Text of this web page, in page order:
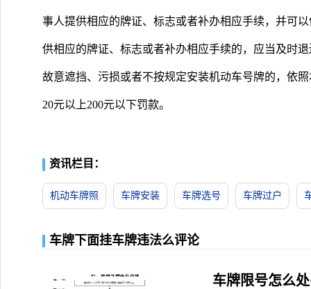
事人提供相应的牌证、标志或者补办相应手续，并可
供相应的牌证、标志或者补办相应手续的，应当及时
故意遮挡、污损或者不按规定安装机动车号牌的，依
20元以上200元以下罚款。
资讯栏目：
机动车牌照 车牌安装 车牌选号 车牌过户
车牌下面挂车牌违法么评论
车牌限号怎么